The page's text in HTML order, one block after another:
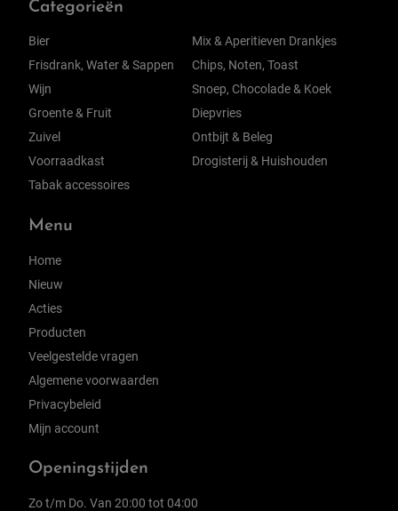
Categorieën
Bier
Frisdrank, Water & Sappen
Wijn
Groente & Fruit
Zuivel
Voorraadkast
Tabak accessoires
Mix & Aperitieven Drankjes
Chips, Noten, Toast
Snoep, Chocolade & Koek
Diepvries
Ontbijt & Beleg
Drogisterij & Huishouden
Menu
Home
Nieuw
Acties
Producten
Veelgestelde vragen
Algemene voorwaarden
Privacybeleid
Mijn account
Openingstijden
Zo t/m Do. Van 20:00 tot 04:00